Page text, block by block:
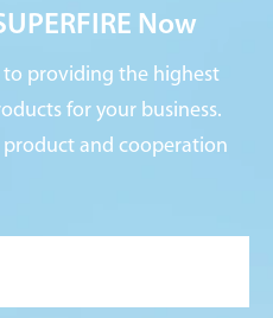
Now
to providing the highest
for your business.
product and cooperation